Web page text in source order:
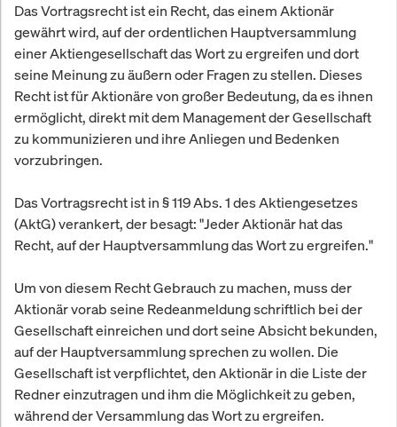
Das Vortragsrecht ist ein Recht, das einem Aktionär
gewährt wird, auf der ordentlichen Hauptversammlung
einer Aktiengesellschaft das Wort zu ergreifen und dort
seine Meinung zu äußern oder Fragen zu stellen. Dieses
Recht ist für Aktionäre von großer Bedeutung, da es ihnen
ermöglicht, direkt mit dem Management der Gesellschaft
zu kommunizieren und ihre Anliegen und Bedenken
vorzubringen.
Das Vortragsrecht ist in § 119 Abs. 1 des Aktiengesetzes
(AktG) verankert, der besagt: "Jeder Aktionär hat das
Recht, auf der Hauptversammlung das Wort zu ergreifen."
Um von diesem Recht Gebrauch zu machen, muss der
Aktionär vorab seine Redeanmeldung schriftlich bei der
Gesellschaft einreichen und dort seine Absicht bekunden,
auf der Hauptversammlung sprechen zu wollen. Die
Gesellschaft ist verpflichtet, den Aktionär in die Liste der
Redner einzutragen und ihm die Möglichkeit zu geben,
während der Versammlung das Wort zu ergreifen.